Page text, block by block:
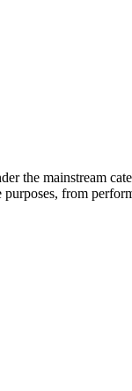
the mainstream
from